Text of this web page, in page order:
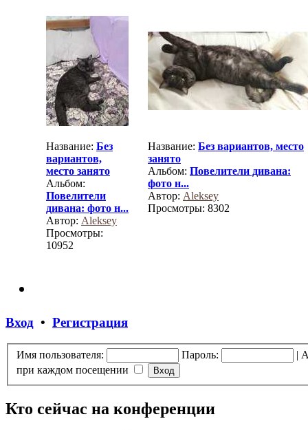
Название: Без
вариантов,
место занято
Альбом:
Повелители
дивана: фото н...
Автор: Aleksey
Просмотры:
10952
Название: Без вариантов, место
занято
Альбом: Повелители дивана:
фото н...
Автор: Aleksey
Просмотры: 8302
Вход • Регистрация
Имя пользователя: Пароль: |
при каждом посещении
Кто сейчас на конференции